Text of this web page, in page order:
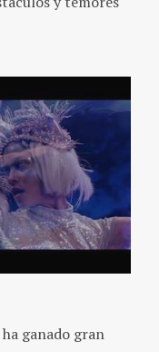
ha ganado gran